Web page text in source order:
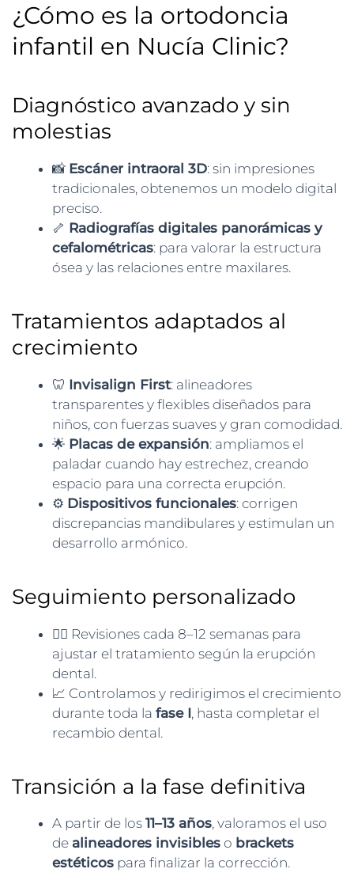
¿Cómo es la ortodoncia
infantil en Nucía Clinic?
Diagnóstico avanzado y sin
molestias
📸 Escáner intraoral 3D: sin impresiones
tradicionales, obtenemos un modelo digital
preciso.
🦴 Radiografías digitales panorámicas y
cefalométricas: para valorar la estructura
ósea y las relaciones entre maxilares.
Tratamientos adaptados al
crecimiento
🦷 Invisalign First: alineadores
transparentes y flexibles diseñados para
niños, con fuerzas suaves y gran comodidad.
🌟 Placas de expansión: ampliamos el
paladar cuando hay estrechez, creando
espacio para una correcta erupción.
⚙️ Dispositivos funcionales: corrigen
discrepancias mandibulares y estimulan un
desarrollo armónico.
Seguimiento personalizado
👩‍⚕️ Revisiones cada 8–12 semanas para
ajustar el tratamiento según la erupción
dental.
📈 Controlamos y redirigimos el crecimiento
durante toda la fase I, hasta completar el
recambio dental.
Transición a la fase definitiva
A partir de los 11–13 años, valoramos el uso
de alineadores invisibles o brackets
estéticos para finalizar la corrección.